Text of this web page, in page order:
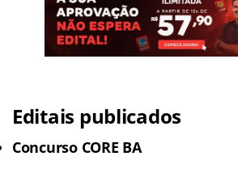
Editais publicados
Concurso CORE BA